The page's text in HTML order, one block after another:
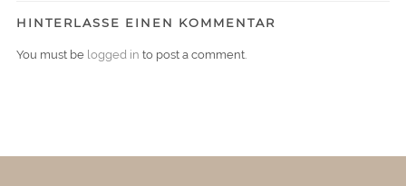
HINTERLASSE EINEN KOMMENTAR
You must be logged in to post a comment.